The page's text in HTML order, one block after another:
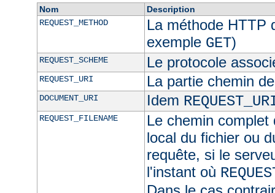
Nom
Description
REQUEST_METHOD
La méthode HTTP
exemple GET)
REQUEST_SCHEME Le protocole
REQUEST_URI La partie chemin
DOCUMENT_URI Idem
REQUEST_FILENAME
Le chemin
local du fichier ou
requête, si le
l'instant où